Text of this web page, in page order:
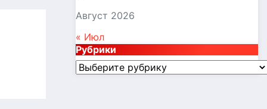
Август 2026
« Июл
Рубрики
Рубрики